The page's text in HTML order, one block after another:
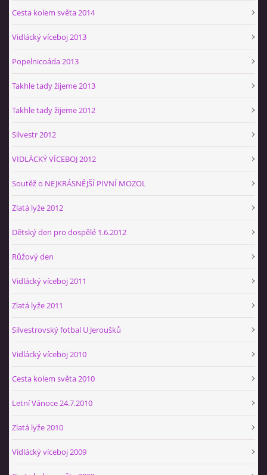
Cesta kolem světa 2014
Vidlácký víceboj 2013
Popelnicoáda 2013
Takhle tady žijeme 2013
Takhle tady žijeme 2012
Silvestr 2012
VIDLÁCKÝ VÍCEBOJ 2012
Soutěž o NEJKRÁSNĚJŠÍ PIVNÍ MOZOL
Zlatá lyže 2012
Dětský den pro dospělé 1.6.2012
Růžový den
Vidlácký víceboj 2011
Zlatá lyže 2011
Silvestrovský fotbal U Jeroušků
Vidlácký víceboj 2010
Cesta kolem světa 2010
Letní Vánoce 24.7.2010
Zlatá lyže 2010
Vidlácký víceboj 2009